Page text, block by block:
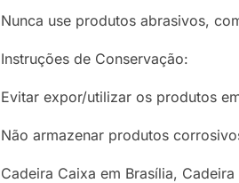
Nunca use produtos abrasivos,
Instruções de Conservação:
Evitar expor/utilizar os produtos
Não armazenar produtos
Cadeira Caixa em Brasília,